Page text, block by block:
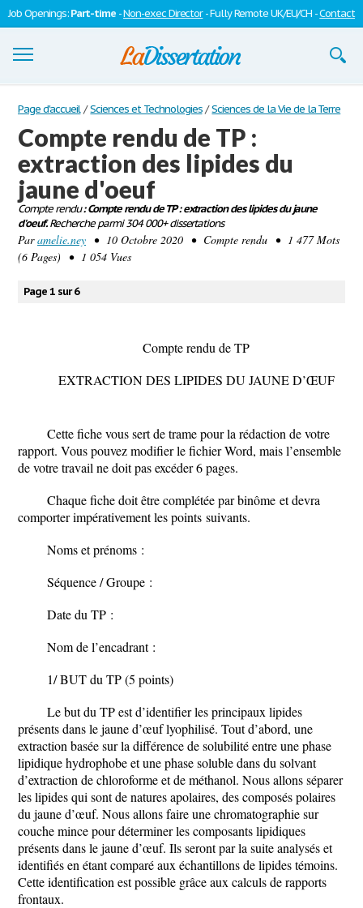
Job Openings:Part-time -Non-exec Director- Fully Remote UK/EU/CH -Contact
Dissertations
S'inscrire
Se connecter
Contactez-nous
Page d'accueil / Sciences et Technologies / Sciences de la Vie de la Terre
Compte rendu de TP :
extraction des lipides du
jaune d'oeuf
Compte rendu: Compte rendu de TP : extraction des lipides du jaune
d'oeuf.Recherche parmi 304 000+ dissertations
Paramelie.ney • 10 Octobre 2020 • Compte rendu • 1 477 Mots
(6 Pages) • 1 054 Vues
Page 1 sur 6
Compte rendu de TP
EXTRACTION DES LIPIDES DU JAUNE D’ŒUF
Cette fiche vous sert de trame pour la rédaction de votre
rapport. Vous pouvez modifier le fichier Word, mais l’ensemble
de votre travail ne doit pas excéder 6 pages.
Chaque fiche doit être complétéepar binôme et devra
comporter impérativement les points suivants.
Noms et prénoms :
Séquence / Groupe :
Date du TP :
Nom de l’encadrant :
1/ BUT du TP (5 points)
Le but du TP est d’identifier les principaux lipides
présents dans le jaune d’œuf lyophilisé. Tout d’abord, une
extraction basée sur la différence de solubilité entre une phase
lipidique hydrophobe et une phase soluble dans du solvant
d’extraction de chloroforme et de méthanol. Nous allons séparer
les lipides qui sont de natures apolaires, des composés polaires
du jaune d’œuf. Nous allons faire une chromatographie sur
couche mince pour déterminer les composants lipidiques
présents dans le jaune d’œuf. Ils seront par la suite analysés et
identifiés en étant comparé aux échantillons de lipides témoins.
Cette identification est possible grâce aux calculs de rapports
frontaux.